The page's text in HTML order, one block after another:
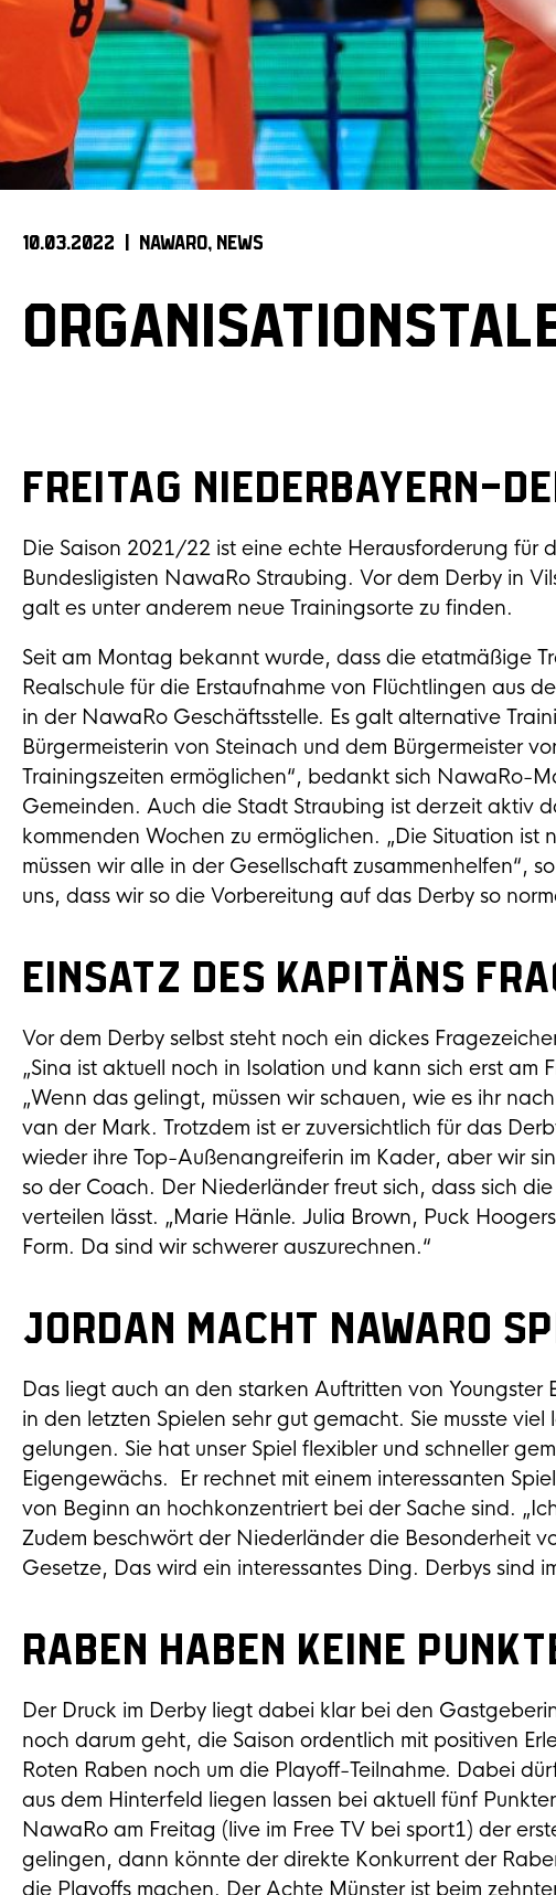
10.03.2022 | NAWARO NEWS
Freitag Niederbayern-
Die Saison 2021/22 ist eine echte Herausforderung für
Bundesligisten NawaRo Straubing. Vor dem Derby in
galt es unter anderem neue Trainingsorte zu finden.
Seit am Montag bekannt wurde, dass die etatmäßige
Realschule für die Erstaufnahme von Flüchtlingen aus
in der NawaRo Geschäftsstelle. Es galt alternative
Bürgermeisterin von Steinach und dem Bürgermeister
Trainingszeiten ermöglichen“, bedankt sich NawaRo-
Gemeinden. Auch die Stadt Straubing ist derzeit aktiv
kommenden Wochen zu ermöglichen. „Die Situation
müssen wir alle in der Gesellschaft zusammenhelfen“,
uns, dass wir so die Vorbereitung auf das Derby so
Einsatz des Kapitäns
Vor dem Derby selbst steht noch ein dickes
„Sina ist aktuell noch in Isolation und kann sich erst
„Wenn das gelingt, müssen wir schauen, wie es ihr
van der Mark. Trotzdem ist er zuversichtlich für das
wieder ihre Top-Außenangreiferin im Kader, aber wir
so der Coach. Der Niederländer freut sich, dass sich
verteilen lässt. „Marie Hänle. Julia Brown, Puck
Form. Da sind wir schwerer auszurechnen.“
Jordan macht NawaRo
Das liegt auch an den starken Auftritten von Youngster
in den letzten Spielen sehr gut gemacht. Sie musste
gelungen. Sie hat unser Spiel flexibler und schneller
Eigengewächs. Er rechnet mit einem interessanten
von Beginn an hochkonzentriert bei der Sache sind.
Zudem beschwört der Niederländer die Besonderheit
Gesetze, Das wird ein interessantes Ding. Derbys sind
Raben haben keine
Der Druck im Derby liegt dabei klar bei den
noch darum geht, die Saison ordentlich mit positiven
Roten Raben noch um die Playoff-Teilnahme. Dabei
aus dem Hinterfeld liegen lassen bei aktuell fünf
NawaRo am Freitag (live im Free TV bei sport1) der
gelingen, dann könnte der direkte Konkurrent der
die Playoffs machen. Der Achte Münster ist beim